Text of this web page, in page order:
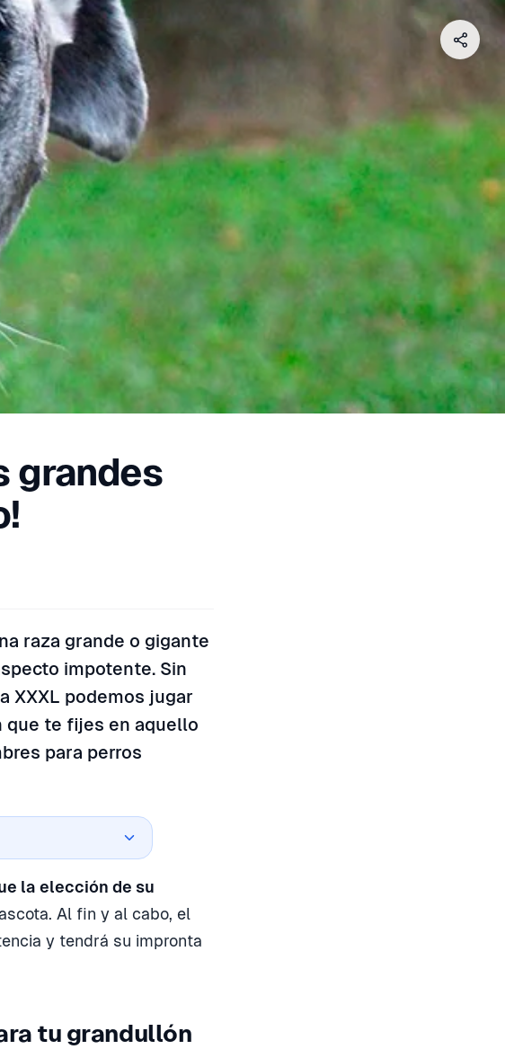
grandes
raza grande o gigante
impotente. Sin
XXXL podemos jugar
que te fijes en aquello
para perros
la elección de su
Al fin y al cabo, el
y tendrá su impronta
tu grandullón